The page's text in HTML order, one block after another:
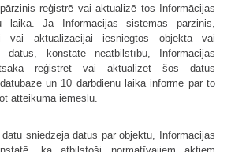
reģistrē vai aktualizē tos Informācijas
laikā. Ja Informācijas sistēmas pārzinis,
vai aktualizācijai iesniegtos objekta vai
datus, konstatē neatbilstību, Informācijas
reģistrēt vai aktualizēt šos datus
un 10 darbdienu laikā informē par to
atteikuma iemeslu.
sniedzēja datus par objektu, Informācijas